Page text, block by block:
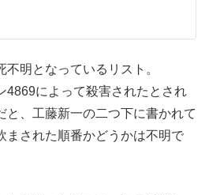
明となっているリスト。
4869によって殺害されたとされ
と、工藤新一の二つ下に書かれて
まされた順番かどうかは不明で